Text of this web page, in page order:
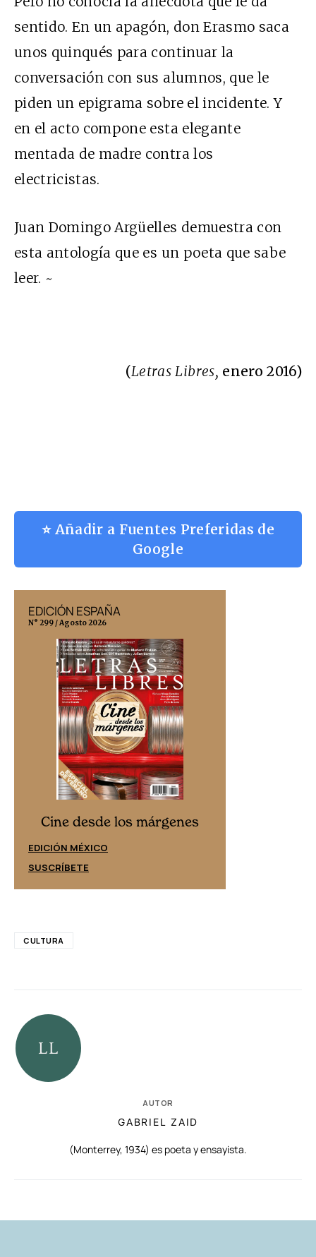
sentido. En un apagón, don Erasmo saca
unos quinqués para continuar la
conversación con sus alumnos, que le
piden un epigrama sobre el incidente. Y
en el acto compone esta elegante
mentada de madre contra los
electricistas.
Juan Domingo Argüelles demuestra con
esta antología que es un poeta que sabe
leer. ~
(Letras Libres, enero 2016)
⭐ Añadir a Fuentes Preferidas de
Google
EDICIÓN ESPAÑA
N° 299 / Agosto 2026
Cine desde los márgenes
EDICIÓN MÉXICO
SUSCRÍBETE
CULTURA
AUTOR
GABRIEL ZAID
(Monterrey, 1934) es poeta y ensayista.